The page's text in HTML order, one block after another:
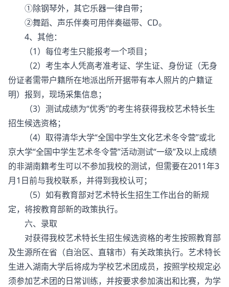
①除钢琴外，其它乐器一律自带；
②舞蹈、声乐伴奏可用伴奏磁带、CD。
4、其他：
（1）每位考生只能报考一个项目；
（2）考生本人凭高考准考证、学生证、身份证（无身
份证者需带户籍所在地派出所开据带有本人照片的户籍证
明）报到，现场采集信息；
（3）测试成绩为“优秀”的考生将获得我校艺术特长生
招生候选资格；
（4）取得清华大学“全国中学生文化艺术冬令营”或北
京大学“全国中学生艺术冬令营”活动测试“一级”及以上成绩
的非湖南籍考生可以不参加我校的测试，但需要在2011年3
月1日前与我校联系，并得到我校认可；
（5）如有教育部对艺术特长生招生工作出台的新规
定，将按教育部新的政策执行。
六、录取
对获得我校艺术特长生招生候选资格的考生按照教育部
及生源所在省（自治区、直辖市）有关政策执行。艺术特长
生进入湖南大学后将成为学校艺术团成员，按照学校规定必
须参加艺术团的日常训练，并按要求参加演出和比赛，为学